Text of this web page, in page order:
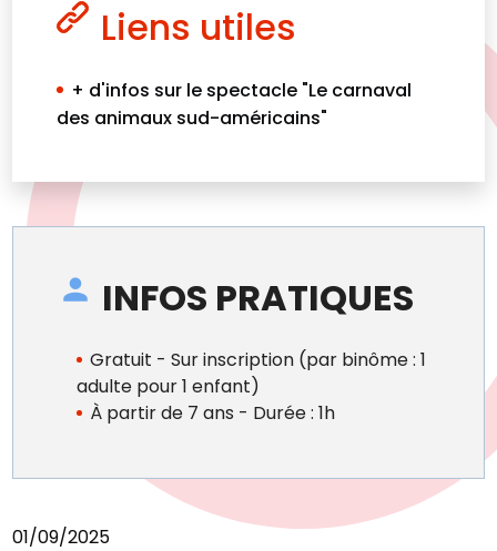
Liens utiles
+ d'infos sur le spectacle "Le carnaval
des animaux sud-américains"
INFOS PRATIQUES
Gratuit - Sur inscription (par binôme : 1
adulte pour 1 enfant)
À partir de 7 ans - Durée : 1h
01/09/2025